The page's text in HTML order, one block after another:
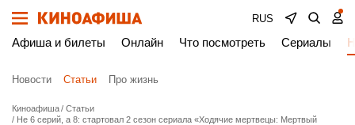
RUS
Афиша и билеты Онлайн Что посмотреть Сериалы
Новости Статьи Про жизнь
Киноафиша
Статьи
Не 6 серий, а 8: стартовал 2 сезон сериала «Ходячие мертвецы: Мертвый